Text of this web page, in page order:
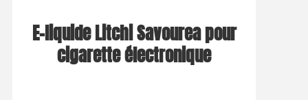
E-liquide Litchi Savourea pour
cigarette électronique